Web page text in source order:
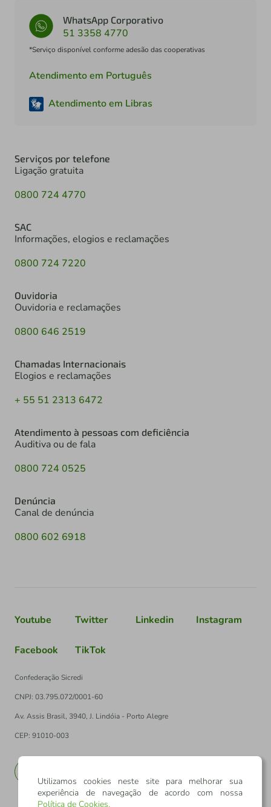
WhatsApp Corporativo
51 3358 4770
*Serviço disponível conforme adesão das cooperativas
Atendimento em Português
Atendimento em Libras
Serviços por telefone
Ligação gratuita
0800 724 4770
SAC
Informações, elogios e reclamações
0800 724 7220
Ouvidoria
Ouvidoria e reclamações
0800 646 2519
Chamadas Internacionais
Elogios e reclamações
+ 55 51 2313 6472
Atendimento à pessoas com deficiência
Auditiva ou de fala
0800 724 0525
Denúncia
Canal de denúncia
0800 602 6918
Youtube Twitter Linkedin Instagram
Facebook TikTok
Confederação Sicredi
CNPJ: 03.795.072/0001-60
Av. Assis Brasil, 3940, J. Lindóia - Porto Alegre
CEP: 91010-003
Utilizamos cookies neste site para melhorar sua
experiência de navegação de acordo com nossa
Política de Cookies.